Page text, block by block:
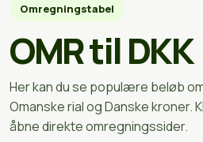
Omregningstabel
OMR til DKK
Her kan du se populære beløb
Omanske rial og Danske kroner.
åbne direkte omregningssider.